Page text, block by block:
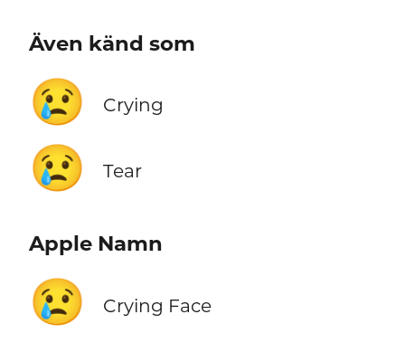
Även känd som
😢 Crying
😢 Tear
Apple Namn
😢 Crying Face